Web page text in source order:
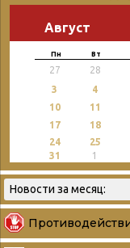
Август
Пн Вт
27 28
3 4
10
11
17
18
24 25
31
1